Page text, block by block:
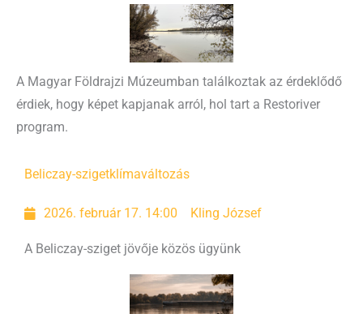
A Magyar Földrajzi Múzeumban találkoztak az érdeklődő
érdiek, hogy képet kapjanak arról, hol tart a Restoriver
program.
Beliczay-szigetklímaváltozás
2026. február 17. 14:00 Kling József
A Beliczay-sziget jövője közös ügyünk